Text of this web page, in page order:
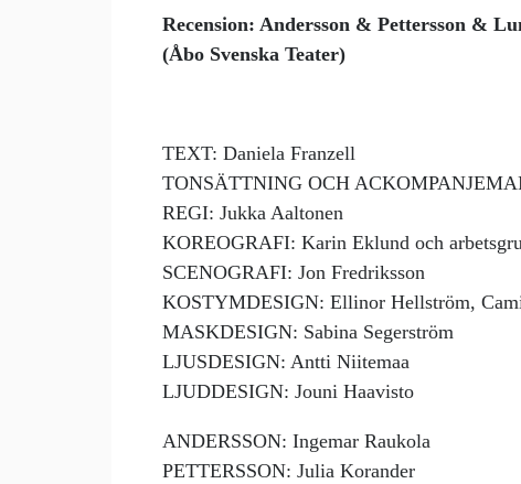
Recension: Andersson & Pettersson &
(Åbo Svenska Teater)
TEXT: Daniela Franzell
TONSÄTTNING OCH
REGI: Jukka Aaltonen
KOREOGRAFI: Karin Eklund och
SCENOGRAFI: Jon Fredriksson
KOSTYMDESIGN: Ellinor Hellström,
MASKDESIGN: Sabina Segerström
LJUSDESIGN: Antti Niitemaa
LJUDDESIGN: Jouni Haavisto
ANDERSSON: Ingemar Raukola
PETTERSSON: Julia Korander